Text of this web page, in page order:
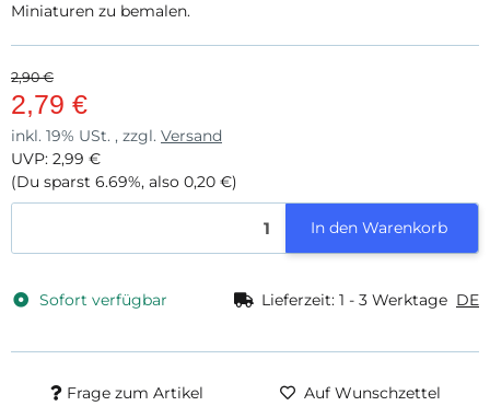
Miniaturen zu bemalen.
2,90 €
2,79 €
inkl. 19% USt. , zzgl. Versand
UVP: 2,99 €
(Du sparst 6.69%, also 0,20 €)
In den Warenkorb
Sofort verfügbar Lieferzeit: 1 - 3 Werktage DE
Frage zum Artikel Auf Wunschzettel